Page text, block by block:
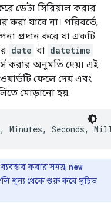
ডেটা সিরিয়াল করার
করা যাবে না। পরিবর্তে,
প্রদান করে যা একটি
date বা datetime
করার অনুমতি দেয়। এই
ফেলে দেয় এবং
মোড়ানো হয়:
Minutes, Seconds,
ব্যবহার করার সময়, new
শূন্য থেকে শুরু করে সূচিত